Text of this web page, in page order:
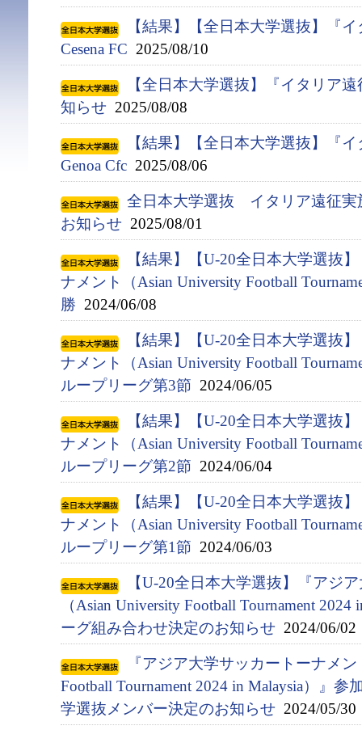
【結果】【全日本大学選抜】『
Cesena FC 2025/08/10
【全日本大学選抜】『イタリア
知らせ 2025/08/08
【結果】【全日本大学選抜】『
Genoa Cfc 2025/08/06
全日本大学選抜 イタリア遠征実
お知らせ 2025/08/01
【結果】【U-20全日本大学選抜
ナメント（Asian University Football
勝 2024/06/08
【結果】【U-20全日本大学選抜
ナメント（Asian University Football
ループリーグ第3節 2024/06/05
【結果】【U-20全日本大学選抜
ナメント（Asian University Football
ループリーグ第2節 2024/06/04
【結果】【U-20全日本大学選抜
ナメント（Asian University Football
ループリーグ第1節 2024/06/03
【U-20全日本大学選抜】『アジ
（Asian University Football Tournament
ーグ組み合わせ決定のお知らせ 2024/06/02
『アジア⼤学サッカートーナメ
Football Tournament 2024 in Malaysia）』
学選抜メンバー決定のお知らせ 2024/05/30